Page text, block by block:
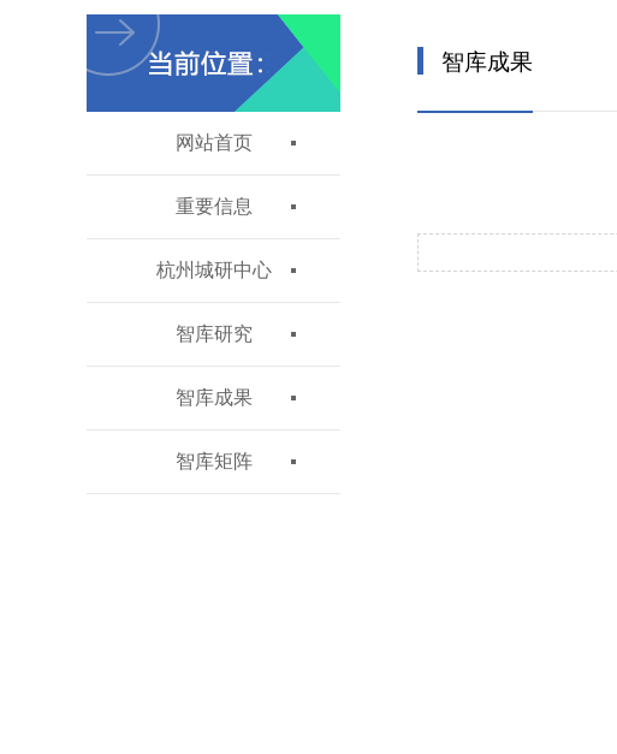
网站首页
重要信息
杭州城研中心
智库研究
智库成果
智库矩阵
智库成果